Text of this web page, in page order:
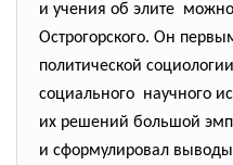
и учения об элите
Острогорского. Он
политической
социального научного
их решений большой
и сформулировал